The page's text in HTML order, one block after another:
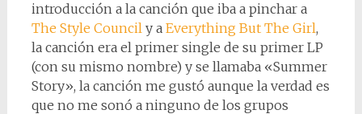
introducción a la canción que iba a pinchar a
The Style Councily a Everything But The Girl,
la canción era el primer single de su primer LP
(con su mismo nombre) y se llamaba «Summer
Story», la canción me gustó aunque la verdad es
que no me sonó a ninguno de los grupos